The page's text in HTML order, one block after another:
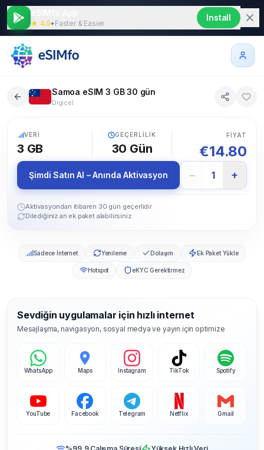
★ 4.9• Faster & Easier
Install
Samoa eSIM 3 GB 30 gün
Digicel
VERI
3 GB
GEÇERLILIK
30 Gün
FIYAT
€14.80
Şimdi Satın Al – Anında Aktivasyon − 1 +
Aktivasyondan itibaren 30 gün geçerlidir
Dilediğiniz an ek paket alabilirsiniz
Sadece İnternet Yenileme Dolaşım Ek Paket Yükle
Hotspot eKYC Gerektirmez
Sevdiğin uygulamalar için hızlı internet
Mesajlaşma, navigasyon, sosyal medya ve yayın için optimize
WhatsApp Maps Instagram TikTok Spotify
YouTube Facebook Telegram Netflix Gmail